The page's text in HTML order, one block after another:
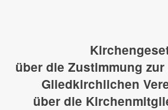
über die Zustimmung
Gliedkirchlichen
über die